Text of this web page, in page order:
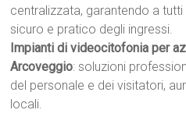
centralizzata, garantendo a
sicuro e pratico degli ingressi.
Impianti di videocitofonia per
Arcoveggio: soluzioni
del personale e dei visitatori,
locali.